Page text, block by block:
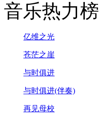
音乐热力榜
亿维之光
苍茫之崖
与时俱进
与时俱进(伴奏)
再见母校